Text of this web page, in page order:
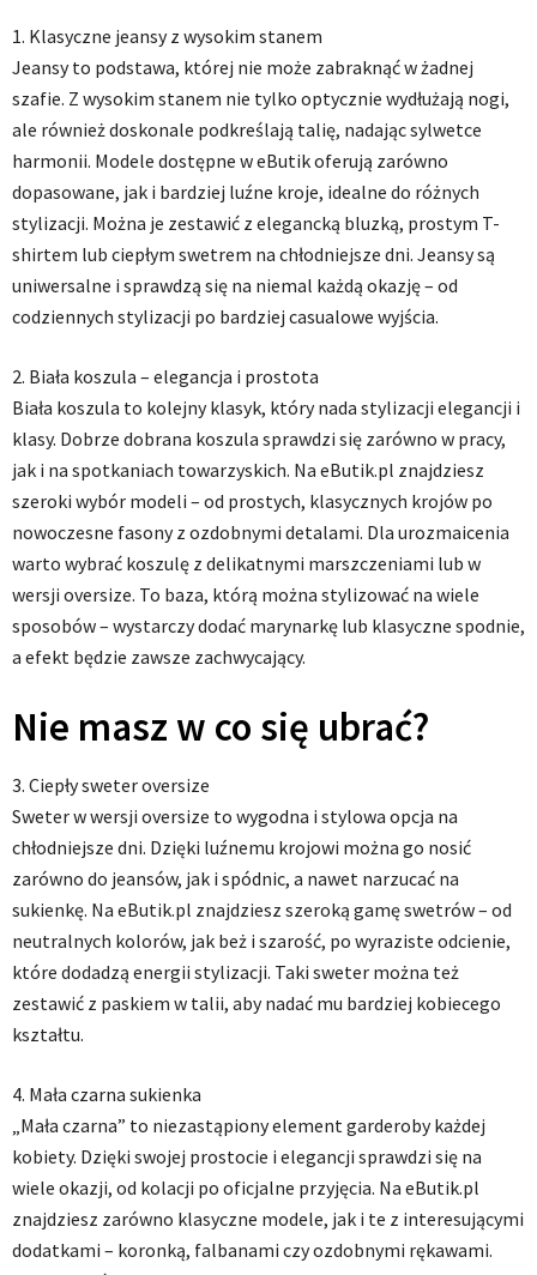
1. Klasyczne jeansy z wysokim stanem
Jeansy to podstawa, której nie może zabraknąć w żadnej
szafie. Z wysokim stanem nie tylko optycznie wydłużają nogi,
ale również doskonale podkreślają talię, nadając sylwetce
harmonii. Modele dostępne w eButik oferują zarówno
dopasowane, jak i bardziej luźne kroje, idealne do różnych
stylizacji. Można je zestawić z elegancką bluzką, prostym T-
shirtem lub ciepłym swetrem na chłodniejsze dni. Jeansy są
uniwersalne i sprawdzą się na niemal każdą okazję – od
codziennych stylizacji po bardziej casualowe wyjścia.
2. Biała koszula – elegancja i prostota
Biała koszula to kolejny klasyk, który nada stylizacji elegancji i
klasy. Dobrze dobrana koszula sprawdzi się zarówno w pracy,
jak i na spotkaniach towarzyskich. Na eButik.pl znajdziesz
szeroki wybór modeli – od prostych, klasycznych krojów po
nowoczesne fasony z ozdobnymi detalami. Dla urozmaicenia
warto wybrać koszulę z delikatnymi marszczeniami lub w
wersji oversize. To baza, którą można stylizować na wiele
sposobów – wystarczy dodać marynarkę lub klasyczne spodnie,
a efekt będzie zawsze zachwycający.
Nie masz w co się ubrać?
3. Ciepły sweter oversize
Sweter w wersji oversize to wygodna i stylowa opcja na
chłodniejsze dni. Dzięki luźnemu krojowi można go nosić
zarówno do jeansów, jak i spódnic, a nawet narzucać na
sukienkę. Na eButik.pl znajdziesz szeroką gamę swetrów – od
neutralnych kolorów, jak beż i szarość, po wyraziste odcienie,
które dodadzą energii stylizacji. Taki sweter można też
zestawić z paskiem w talii, aby nadać mu bardziej kobiecego
kształtu.
4. Mała czarna sukienka
„Mała czarna” to niezastąpiony element garderoby każdej
kobiety. Dzięki swojej prostocie i elegancji sprawdzi się na
wiele okazji, od kolacji po oficjalne przyjęcia. Na eButik.pl
znajdziesz zarówno klasyczne modele, jak i te z interesującymi
dodatkami – koronką, falbanami czy ozdobnymi rękawami.